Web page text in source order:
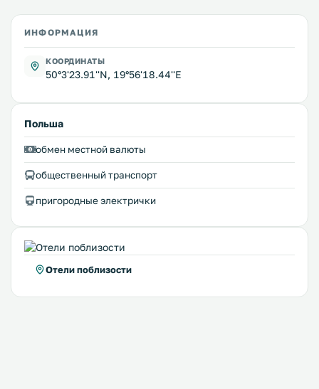
ИНФОРМАЦИЯ
КООРДИНАТЫ
50°3'23.91''N, 19°56'18.44''E
Польша
обмен местной валюты
общественный транспорт
пригородные электрички
Отели поблизости